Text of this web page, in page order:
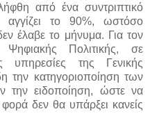
από ένα συντριπτικό
το 90%, ωστόσο
έλαβε το μήνυμα. Για τον
Πολιτικής, σε
υπηρεσίες της Γενικής
την κατηγοριοποίηση των
την ειδοποίηση, ώστε να
δεν θα υπάρξει κανείς